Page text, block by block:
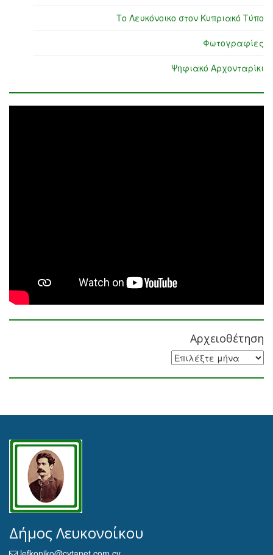
Το Λευκόνοικο στον Κυπριακό Τύπο
Φωτογραφίες
Ψηφιακό Αρχονταρίκι
Αρχειοθέτηση
Αρχειοθέτηση
Δήμος Λευκονοίκου